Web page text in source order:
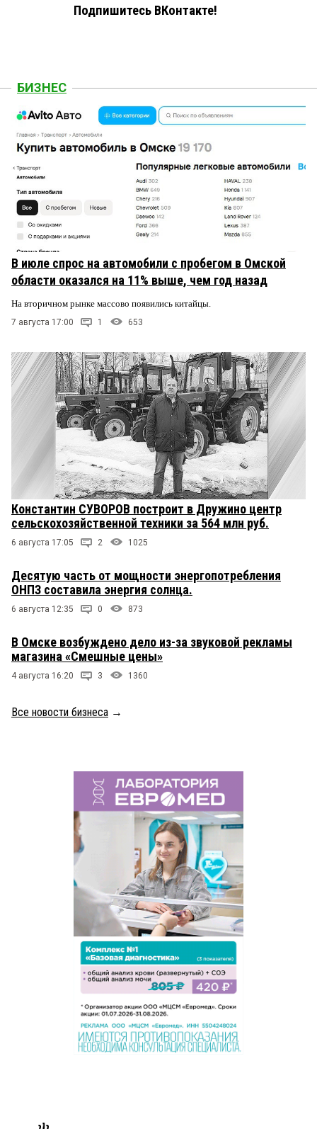
Подпишитесь ВКонтакте!
БИЗНЕС
В июле спрос на автомобили с пробегом в Омской
области оказался на 11% выше, чем год назад
На вторичном рынке массово появились китайцы.
7 августа 17:00 1 653
Константин СУВОРОВ построит в Дружино центр
сельскохозяйственной техники за 564 млн руб.
6 августа 17:05 2 1025
Десятую часть от мощности энергопотребления
ОНПЗ составила энергия солнца.
6 августа 12:35 0 873
В Омске возбуждено дело из-за звуковой рекламы
магазина «Смешные цены»
4 августа 16:20 3 1360
Все новости бизнеса →